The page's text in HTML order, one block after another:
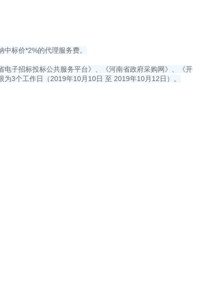
标价*2%的代理服务费。
子招标投标公共服务平台》、《河南省政府采购网》、《开
3个工作日（2019年10月10日 至 2019年10月12日）。